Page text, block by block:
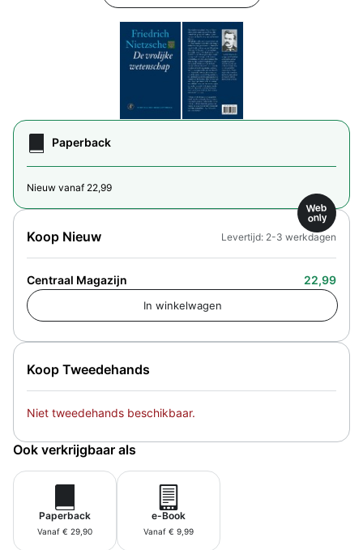
Paperback
Nieuw vanaf 22,99
Koop Tweedehands
Niet tweedehands beschikbaar.
Koop Nieuw
Web
only
Centraal Magazijn 22,99
Levertijd: 2-3 werkdagen
Ook verkrijgbaar als
Paperback
Vanaf € 29,90
e-Book
Vanaf € 9,99